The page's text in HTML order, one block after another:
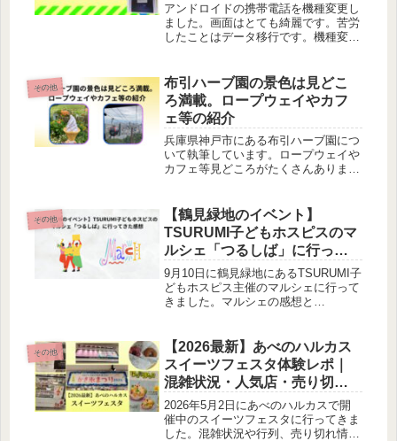
アンドロイドの携帯電話を機種変更し
ました。画面はとても綺麗です。苦労
したことはデータ移行です。機種変更
す。
その他
布引ハーブ園の景色は見どこ
ろ満載。ロープウェイやカフ
ェ等の紹介
兵庫県神戸市にある布引ハーブ園につ
いて執筆しています。ロープウェイや
カフェ等見どころがたくさんありま
一度、行くことをおすすめします。
その他
【鶴見緑地のイベント】
TSURUMI子どもホスピスのマ
ルシェ「つるしば」に行って
きた感想
9月10日に鶴見緑地にあるTSURUMI子
どもホスピス主催のマルシェに行って
きました。マルシェの感想と
その他
【2026最新】あべのハルカス
スイーツフェスタ体験レポ｜
混雑状況・人気店・売り切れ
情報まとめ
2026年5月2日にあべのハルカスで開
催中のスイーツフェスタに行ってきま
した。混雑状況や行列、売り切れ情